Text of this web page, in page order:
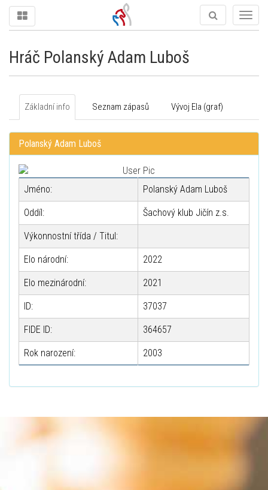
Hráč Polanský Adam Luboš
Základní info Seznam zápasů Vývoj Ela (graf)
Polanský Adam Luboš
Jméno: Polanský Adam Luboš
Oddíl: Šachový klub Jičín z.s.
Výkonnostní třída / Titul:
Elo národní: 2022
Elo mezinárodní: 2021
ID: 37037
FIDE ID: 364657
Rok narození: 2003